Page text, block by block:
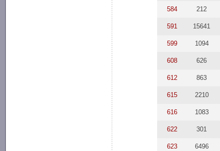
584 212
591 15641
599 1094
608 626
612 863
615 2210
616 1083
622 301
623 6496